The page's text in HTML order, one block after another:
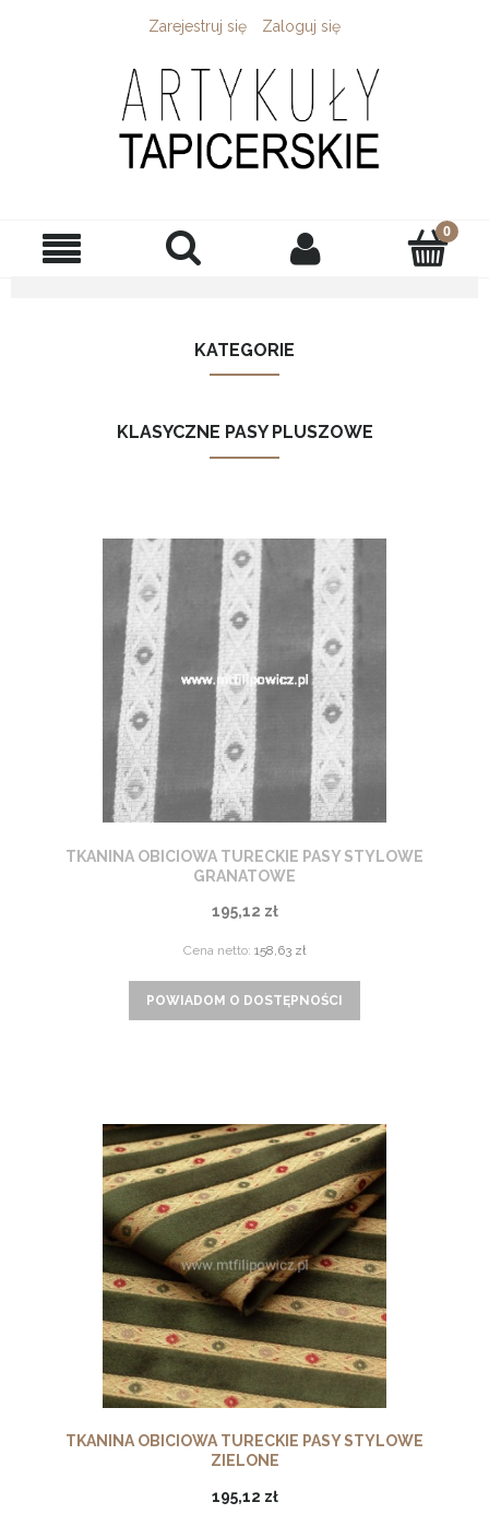
Zarejestruj się Zaloguj się
KATEGORIE
KLASYCZNE PASY PLUSZOWE
TKANINA OBICIOWA TURECKIE PASY STYLOWE
GRANATOWE
195,12 zł
Cena netto: 158,63 zł
POWIADOM O DOSTĘPNOŚCI
TKANINA OBICIOWA TURECKIE PASY STYLOWE
ZIELONE
195,12 zł